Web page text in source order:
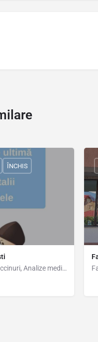
Cabinet veterinar - Consultații, Vaccinuri, Analize medicale, Tratamente
077160, România, 44.36367,
ÎNCHIS